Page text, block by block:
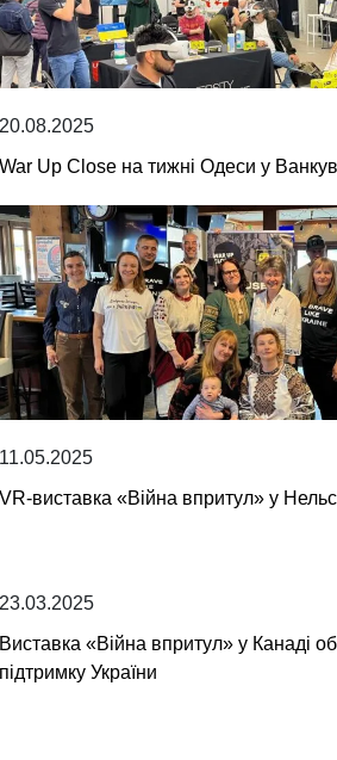
20.08.2025
War Up Close на тижні Одеси у
11.05.2025
VR-виставка «Війна впритул» у
23.03.2025
Виставка «Війна впритул» у Канаді
підтримку України